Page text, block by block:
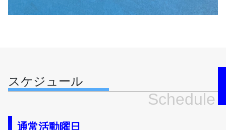
スケジュール
Schedule
通常活動曜日